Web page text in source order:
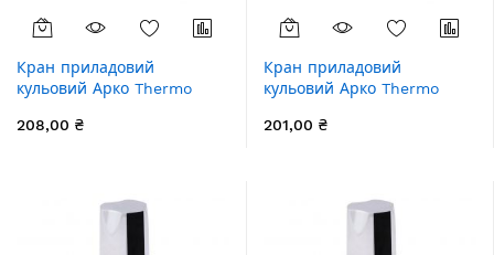
Кран приладовий
кульовий Арко Thermo
1/2"З SF340W1515
208,00 ₴
Кран приладовий
кульовий Арко Thermo
3/4"З SF340W1520
201,00 ₴